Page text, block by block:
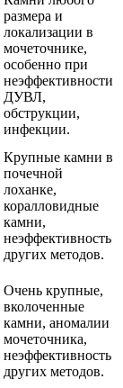
размера и
локализации в
мочеточнике,
особенно при
неэффективности
ДУВЛ,
обструкции,
инфекции.
Крупные камни в
почечной
лоханке,
коралловидные
камни,
неэффективность
других методов.
Очень крупные,
вколоченные
камни, аномалии
мочеточника,
неэффективность
других методов.